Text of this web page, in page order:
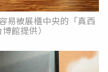
易被展櫃中央的「真西
館提供）